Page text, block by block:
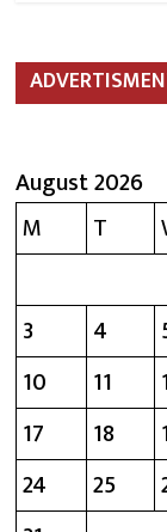
August 2026
M
T
3
4
10
11
17
18
24
25